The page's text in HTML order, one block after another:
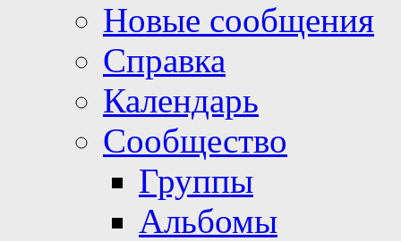
Новые сообщения
Справка
Календарь
Сообщество
Группы
Альбомы